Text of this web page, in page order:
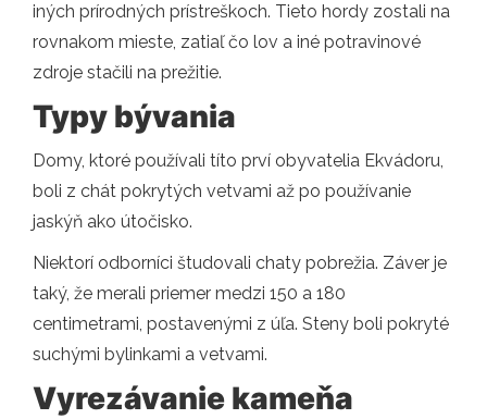
iných prírodných prístreškoch. Tieto hordy zostali na
rovnakom mieste, zatiaľ čo lov a iné potravinové
zdroje stačili na prežitie.
Typy bývania
Domy, ktoré používali títo prví obyvatelia Ekvádoru,
boli z chát pokrytých vetvami až po používanie
jaskýň ako útočisko.
Niektorí odborníci študovali chaty pobrežia. Záver je
taký, že merali priemer medzi 150 a 180
centimetrami, postavenými z úľa. Steny boli pokryté
suchými bylinkami a vetvami.
Vyrezávanie kameňa